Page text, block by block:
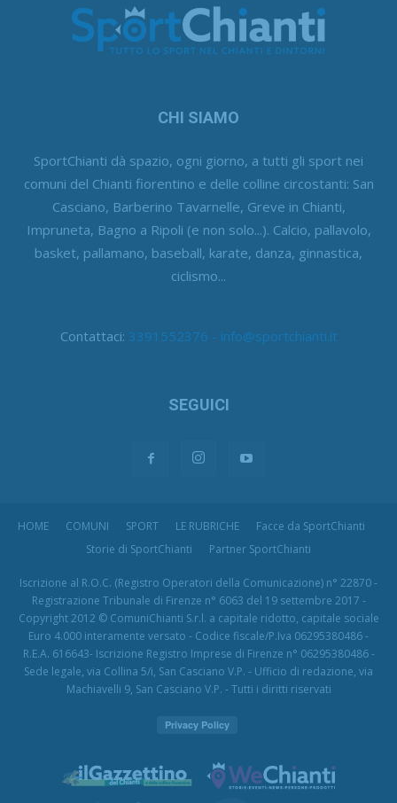
CHI SIAMO
SportChianti dà spazio, ogni giorno, a tutti gli sport nei
comuni del Chianti fiorentino e delle colline circostanti: San
Casciano, Barberino Tavarnelle, Greve in Chianti,
Impruneta, Bagno a Ripoli (e non solo...). Calcio, pallavolo,
basket, pallamano, baseball, karate, danza, ginnastica,
ciclismo...
Contattaci: 3391552376 - info@sportchianti.it
SEGUICI
HOME COMUNI SPORT LE RUBRICHE
Facce da SportChianti
Storie di SportChianti
Partner SportChianti
Iscrizione al R.O.C. (Registro Operatori della Comunicazione) n° 22870 -
Registrazione Tribunale di Firenze n° 6063 del 19 settembre 2017 -
Copyright 2012 © ComuniChianti S.r.l. a capitale ridotto, capitale sociale
Euro 4.000 interamente versato - Codice fiscale/P.Iva 06295380486 -
R.E.A. 616643- Iscrizione Registro Imprese di Firenze n° 06295380486 -
Sede legale, via Collina 5/i, San Casciano V.P. - Ufficio di redazione, via
Machiavelli 9, San Casciano V.P. - Tutti i diritti riservati